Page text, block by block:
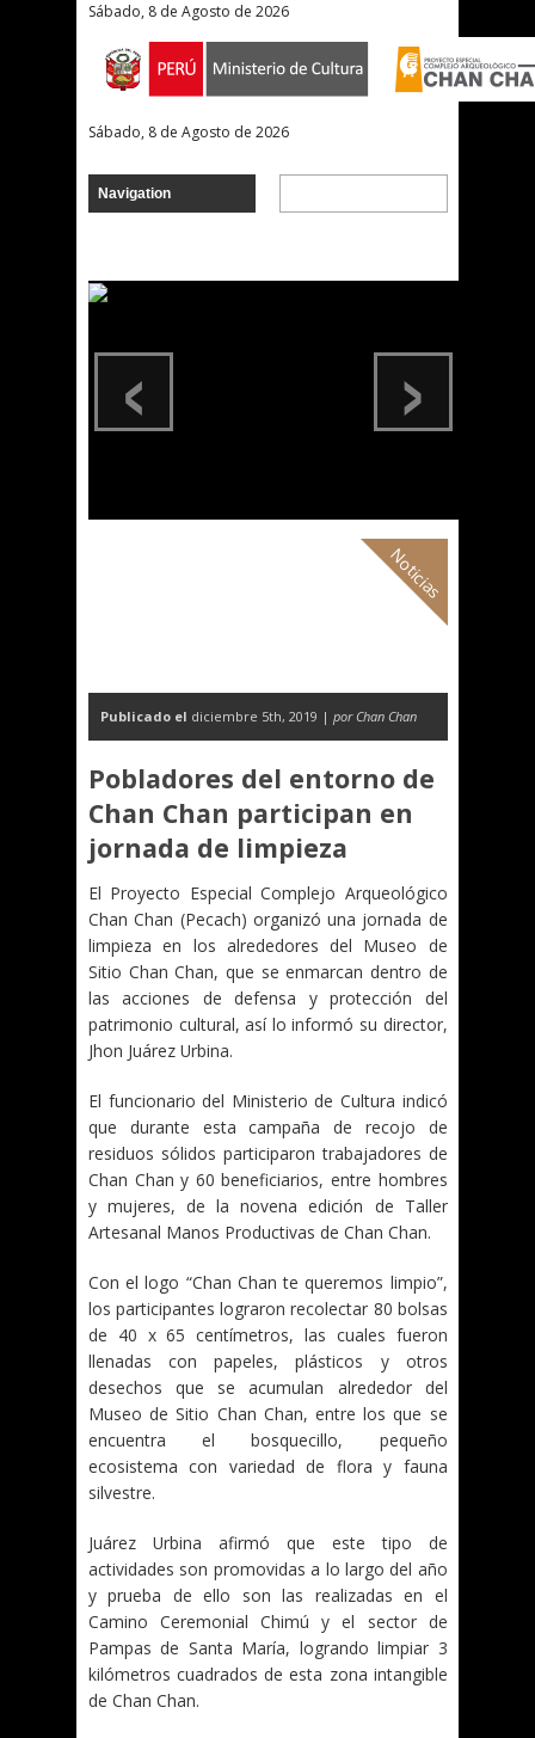
Sábado, 8 de Agosto de 2026
Sábado, 8 de Agosto de 2026
›
‹
Noticias
Publicado el diciembre 5th, 2019 | por Chan Chan
Pobladores del entorno de
Chan Chan participan en
jornada de limpieza
El Proyecto Especial Complejo Arqueológico
Chan Chan (Pecach) organizó una jornada de
limpieza en los alrededores del Museo de
Sitio Chan Chan, que se enmarcan dentro de
las acciones de defensa y protección del
patrimonio cultural, así lo informó su director,
Jhon Juárez Urbina.
El funcionario del Ministerio de Cultura indicó
que durante esta campaña de recojo de
residuos sólidos participaron trabajadores de
Chan Chan y 60 beneficiarios, entre hombres
y mujeres, de la novena edición de Taller
Artesanal Manos Productivas de Chan Chan.
Con el logo “Chan Chan te queremos limpio”,
los participantes lograron recolectar 80 bolsas
de 40 x 65 centímetros, las cuales fueron
llenadas con papeles, plásticos y otros
desechos que se acumulan alrededor del
Museo de Sitio Chan Chan, entre los que se
encuentra el bosquecillo, pequeño
ecosistema con variedad de flora y fauna
silvestre.
Juárez Urbina afirmó que este tipo de
actividades son promovidas a lo largo del año
y prueba de ello son las realizadas en el
Camino Ceremonial Chimú y el sector de
Pampas de Santa María, logrando limpiar 3
kilómetros cuadrados de esta zona intangible
de Chan Chan.